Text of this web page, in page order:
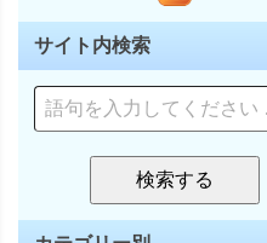
サイト内検索
ペ
ー
索:
検索する
索